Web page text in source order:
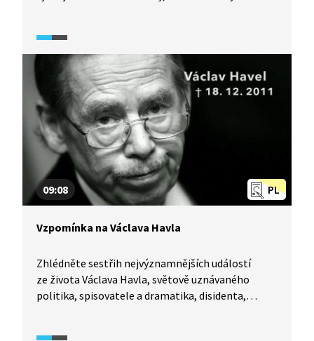
PL
09:08
Vzpomínka na Václava Havla
Zhlédněte sestřih nejvýznamnějších událostí
ze života Václava Havla, světově uznávaného
politika, spisovatele a dramatika, disidenta,